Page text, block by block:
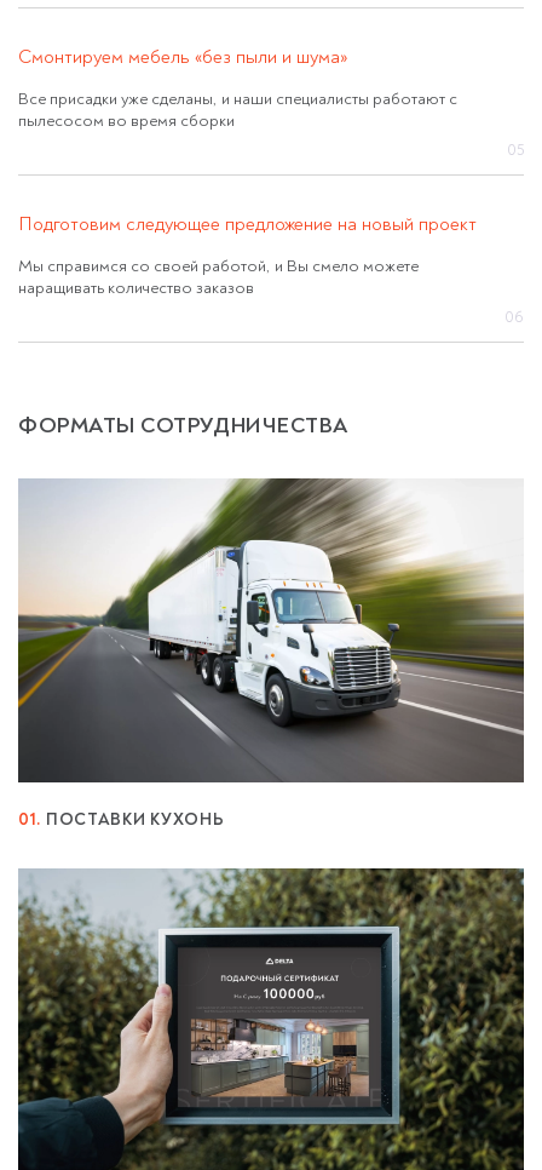
Смонтируем мебель «без пыли и шума»
Все присадки уже сделаны, и наши специалисты работают с
пылесосом во время сборки
05
Подготовим следующее предложение на новый проект
Мы справимся со своей работой, и Вы смело можете
наращивать количество заказов
06
ФОРМАТЫ СОТРУДНИЧЕСТВА
01. ПОСТАВКИ КУХОНЬ